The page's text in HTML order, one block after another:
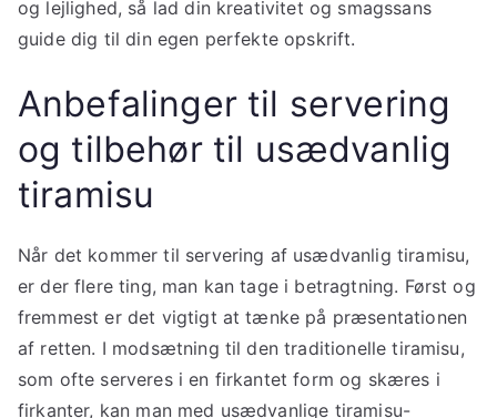
og lejlighed, så lad din kreativitet og smagssans
guide dig til din egen perfekte opskrift.
Anbefalinger til servering
og tilbehør til usædvanlig
tiramisu
Når det kommer til servering af usædvanlig tiramisu,
er der flere ting, man kan tage i betragtning. Først og
fremmest er det vigtigt at tænke på præsentationen
af retten. I modsætning til den traditionelle tiramisu,
som ofte serveres i en firkantet form og skæres i
firkanter, kan man med usædvanlige tiramisu-